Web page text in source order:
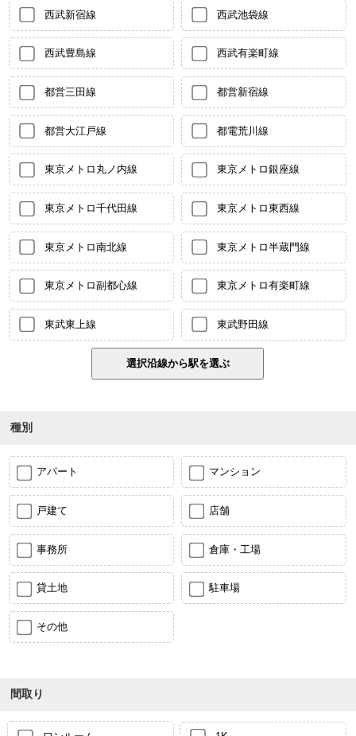
西武新宿線 西武池袋線
西武豊島線 西武有楽町線
都営三田線 都営新宿線
都営大江戸線 都電荒川線
東京メトロ丸ノ内線 東京メトロ銀座線
東京メトロ千代田線 東京メトロ東西線
東京メトロ南北線 東京メトロ半蔵門線
東京メトロ副都心線 東京メトロ有楽町線
東武東上線 東武野田線
種別
アパート マンション
戸建て 店舗
事務所 倉庫・工場
貸土地 駐車場
その他
間取り